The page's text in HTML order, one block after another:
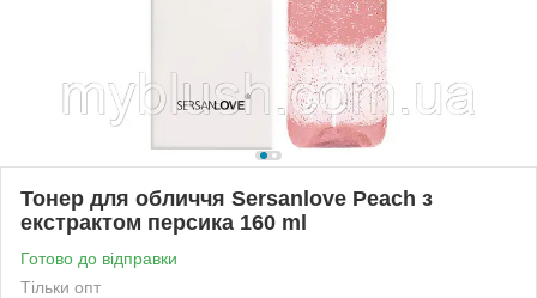
Тонер для обличчя Sersanlove Peach з
екстрактом персика 160 ml
Готово до відправки
Тільки опт